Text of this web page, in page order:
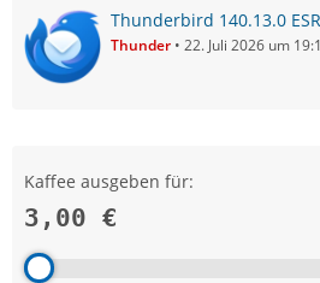
Thunderbird 140.13.0
Thunder 22. Juli 2026 um
Kaffee ausgeben für:
3,00 €